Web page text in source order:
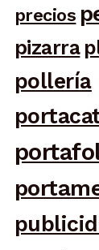
precios
pizarra
pollería